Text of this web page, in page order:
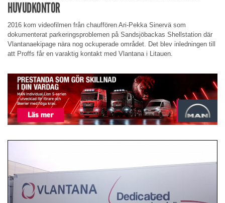
HUVUDKONTOR
2016 kom videofilmen från chauffören Ari-Pekka Sinervä som
dokumenterat parkeringsproblemen på Sandsjöbackas Shellstation där
Vlantanaekipage nära nog ockuperade området. Det blev inledningen till
att Proffs får en varaktig kontakt med Vlantana i Litauen.